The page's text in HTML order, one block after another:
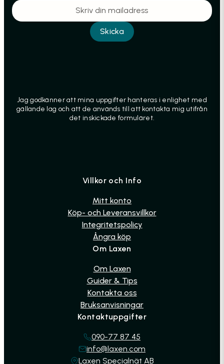
Villkor och Info
Mitt konto
Köp- och Leveransvillkor
Integritetspolicy
Ångra köp
Om Laxen
Om Laxen
Guider & Tips
Kontakta oss
Bruksanvisningar
Kontaktuppgifter
090-77 87 45
info@laxen.com
Laxen Specialnät AB
Jag godkänner att mina uppgifter hanteras i enlighet med
gällande lag och att de används till att kontakta mig utifrån
det inskickade formuläret.